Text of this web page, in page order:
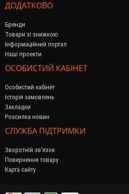
ДОДАТКОВО
Бренди
Товари зі знижкою
Інформаційний портал
Наші проекти
ОСОБИСТИЙ КАБІНЕТ
Особистий кабінет
Історія замовлень
Закладки
Розсилка новин
СЛУЖБА ПІДТРИМКИ
Зворотній зв’язок
Повернення товару
Карта сайту